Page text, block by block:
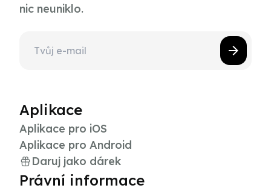
nic neuniklo.
Aplikace
Aplikace pro iOS
Aplikace pro Android
Daruj jako dárek
Právní informace